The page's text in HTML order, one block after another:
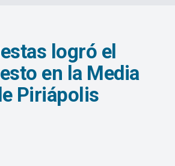
logró el
en la Media
Piriápolis